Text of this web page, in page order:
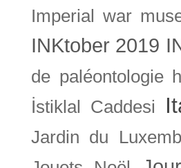
Imperial war
INKtober 2019
de paléontologie
İstiklal Caddesi
Jardin du